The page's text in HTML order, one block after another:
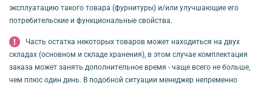
эксплуатацию такого товара (фурнитуры) и/или улучшающие его
потребительские и функциональные свойства.
Часть остатка некоторых товаров может находиться на двух
складах (основном и складе хранения), в этом случае комплектация
заказа может занять дополнительное время - чаще всего не больше,
чем плюс один день. В подобной ситуации менеджер непременно